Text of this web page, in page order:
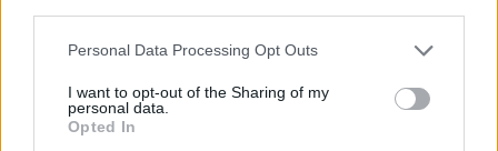
Please note that this website/app uses one or more Google
not limited to your visit or usage behaviour. You may click to
grant or deny consent to Google and its third-party tags to
use your data for below specified purposes in below Google
Personal Data Processing Opt Outs
I want to opt-out of the Sharing of my
personal data.
Opted In
Παλαμά, μετά τα όσα καταστροφικά βίωσαν με την
κακοκαιρία Daniel τις τελευταίες ημέρες, και ενόψει
της επέλασης της νέας κακοκαιρίας «Elias». Όπως